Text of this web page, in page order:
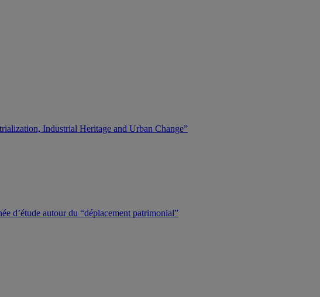
Industrial Heritage and Urban Change”
d’étude autour du “déplacement patrimonial”